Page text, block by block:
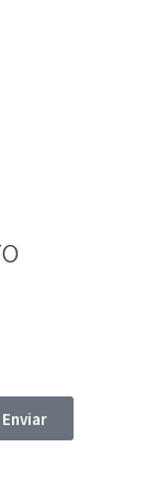
Enviar